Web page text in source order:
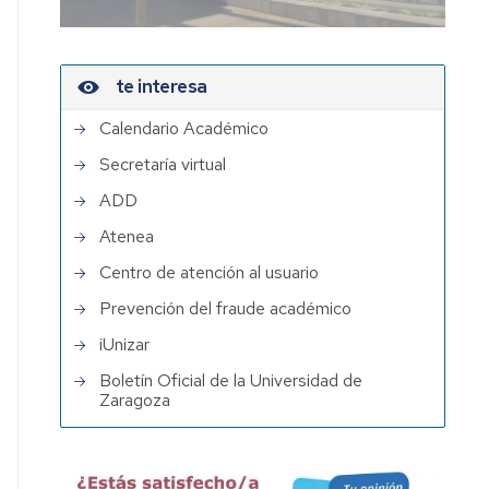
te interesa
Calendario Académico
Secretaría virtual
ADD
Atenea
Centro de atención al usuario
Prevención del fraude académico
iUnizar
Boletín Oficial de la Universidad de
Zaragoza